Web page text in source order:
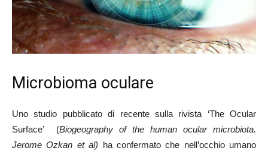
Microbioma oculare
Uno studio pubblicato di recente sulla rivista ‘The Ocular
Surface’ (Biogeography of the human ocular microbiota.
Jerome Ozkan et al) ha confermato che nell’occhio umano